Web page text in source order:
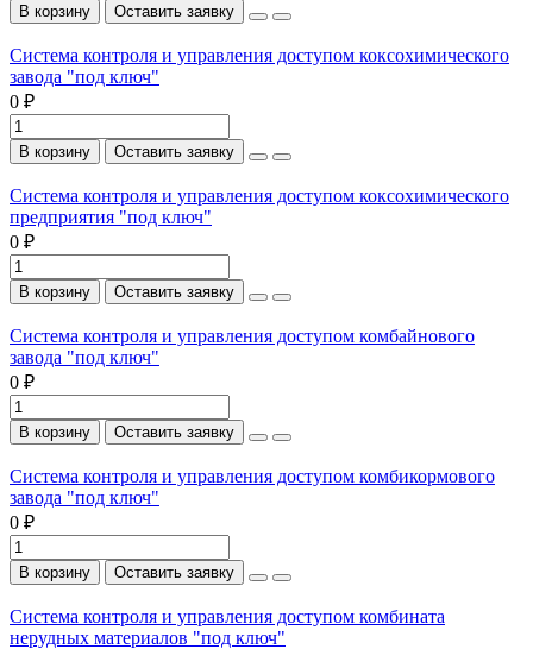
В корзину Оставить заявку
Система контроля и управления доступом коксохимического
завода "под ключ"
0 ₽
В корзину Оставить заявку
Система контроля и управления доступом коксохимического
предприятия "под ключ"
0 ₽
В корзину Оставить заявку
Система контроля и управления доступом комбайнового
завода "под ключ"
0 ₽
В корзину Оставить заявку
Система контроля и управления доступом комбикормового
завода "под ключ"
0 ₽
В корзину Оставить заявку
Система контроля и управления доступом комбината
нерудных материалов "под ключ"